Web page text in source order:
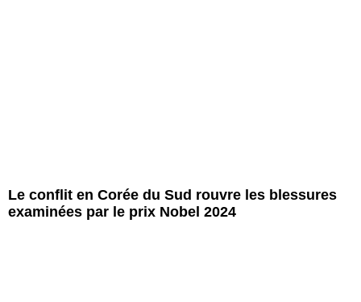
Le conflit en Corée du Sud rouvre les blessures
examinées par le prix Nobel 2024